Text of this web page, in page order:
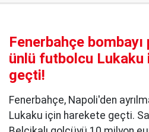
Fenerbahçe
ünlü futbolcu Lukaku
geçti!
Fenerbahçe, Napoli'den
Lukaku için harekete geçti.